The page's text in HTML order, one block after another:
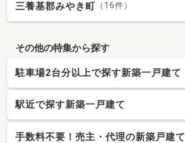
三養基郡みやき町 （16件）
その他の特集から探す
駐車場2台分以上で探す新築一戸建て
駅近で探す新築一戸建て
手数料不要！売主・代理の新築戸建て